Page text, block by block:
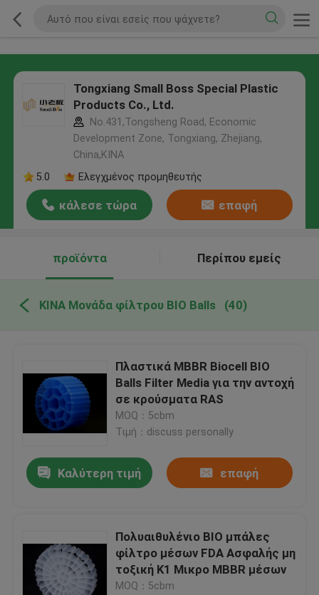
Tongxiang Small Boss Special Plastic
Products Co., Ltd.
No.431,Tongsheng Road, Economic
Development Zone, Tongxiang, Zhejiang,
China,ΚΙΝΑ
5.0
Ελεγχμένος προμηθευτής
κάλεσε τώρα επαφή
προϊόντα Περίπου εμείς
ΚΙΝΑ Μονάδα φίλτρου BIO Balls (40)
Πλαστικά MBBR Biocell BIO
Balls Filter Media για την αντοχή
σε κρούσματα RAS
MOQ：5cbm
Τιμή：discuss personally
Καλύτερη τιμή επαφή
Πολυαιθυλένιο BIO μπάλες
φίλτρο μέσων FDA Ασφαλής μη
τοξική K1 Μικρο MBBR μέσων
MOQ：5cbm